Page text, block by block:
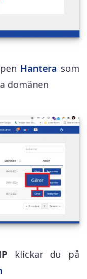
Hantera som
domänen
klickar du på